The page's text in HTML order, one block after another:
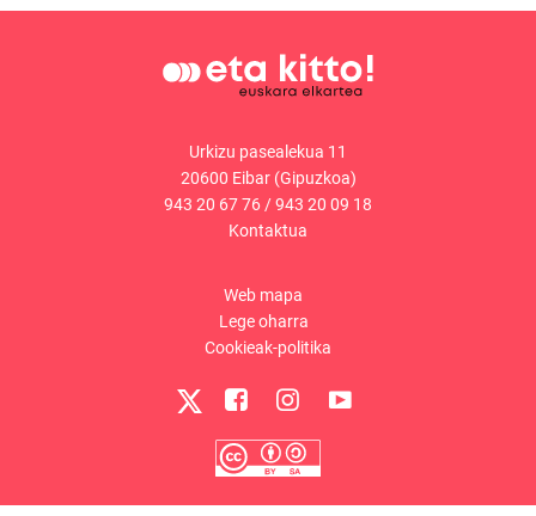
Urkizu pasealekua 11
20600 Eibar (Gipuzkoa)
943 20 67 76 /943 20 09 18
Kontaktua
Web mapa
Lege oharra
Cookieak-politika